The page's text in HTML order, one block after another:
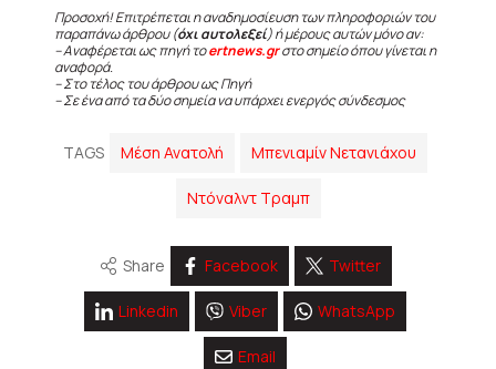
Προσοχή! Επιτρέπεται η αναδημοσίευση των πληροφοριών του
παραπάνω άρθρου (όχι αυτολεξεί) ή μέρους αυτών μόνο αν:
– Αναφέρεται ως πηγή τοertnews.grστο σημείο όπου γίνεται η
αναφορά.
– Στο τέλος του άρθρου ως Πηγή
– Σε ένα από τα δύο σημεία να υπάρχει ενεργός σύνδεσμος
TAGS Μέση Ανατολή Μπενιαμίν Νετανιάχου
Ντόναλντ Τραμπ
Share Facebook Twitter
Linkedin Viber WhatsApp
Email